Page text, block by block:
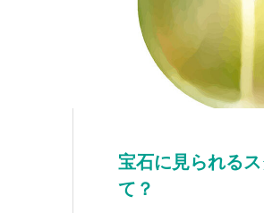
宝石に見られる
て？